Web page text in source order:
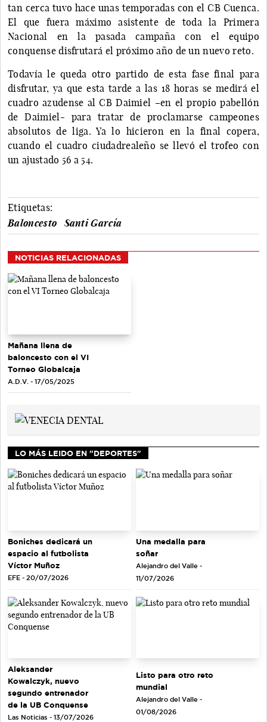
tan cerca tuvo hace unas temporadas con el CB Cuenca.
El que fuera máximo asistente de toda la Primera
Nacional en la pasada campaña con el equipo
conquense disfrutará el próximo año de un nuevo reto.
Todavía le queda otro partido de esta fase final para
disfrutar, ya que esta tarde a las 18 horas se medirá el
cuadro azudense al CB Daimiel –en el propio pabellón
de Daimiel- para tratar de proclamarse campeones
absolutos de liga. Ya lo hicieron en la final copera,
cuando el cuadro ciudadrealeño se llevó el trofeo con
un ajustado 56 a 54.
Etiquetas:
Baloncesto
Santi García
NOTICIAS RELACIONADAS
Mañana llena de
baloncesto con el VI
Torneo Globalcaja
A.D.V. - 17/05/2025
LO MÁS LEIDO EN "DEPORTES"
Boniches dedicará un
espacio al futbolista
Víctor Muñoz
EFE - 20/07/2026
Una medalla para
soñar
Alejandro del Valle -
11/07/2026
Aleksander
Kowalczyk, nuevo
segundo entrenador
de la UB Conquense
Las Noticias - 13/07/2026
Listo para otro reto
mundial
Alejandro del Valle -
01/08/2026